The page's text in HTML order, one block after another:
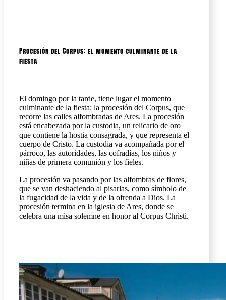
Procesión del Corpus: el momento culminante de la
fiesta
El domingo por la tarde, tiene lugar el momento
culminante de la fiesta: la procesión del Corpus, que
recorre las calles alfombradas de Ares. La procesión
está encabezada por la custodia, un relicario de oro
que contiene la hostia consagrada, y que representa el
cuerpo de Cristo. La custodia va acompañada por el
párroco, las autoridades, las cofradías, los niños y
niñas de primera comunión y los fieles.
La procesión va pasando por las alfombras de flores,
que se van deshaciendo al pisarlas, como símbolo de
la fugacidad de la vida y de la ofrenda a Dios. La
procesión termina en la iglesia de Ares, donde se
celebra una misa solemne en honor al Corpus Christi.